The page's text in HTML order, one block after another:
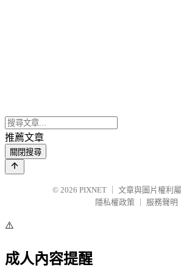
推薦文章
關閉搜尋
© 2026 PIXNET
文章與圖片權利
隱私權政策
服務聲明
⚠️
成人內容提醒